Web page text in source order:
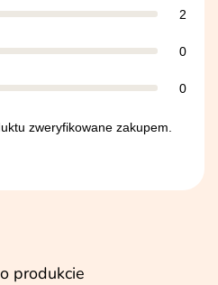
2
0
0
zweryfikowane zakupem.
produkcie